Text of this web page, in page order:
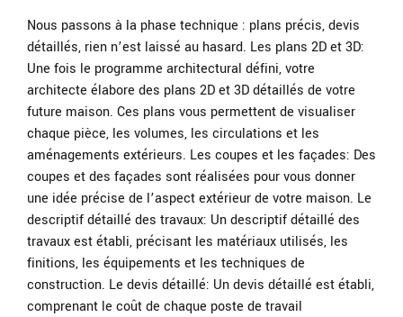
Nous passons à la phase technique : plans précis, devis
détaillés, rien n’est laissé au hasard. Les plans 2D et 3D:
Une fois le programme architectural défini, votre
architecte élabore des plans 2D et 3D détaillés de votre
future maison. Ces plans vous permettent de visualiser
chaque pièce, les volumes, les circulations et les
aménagements extérieurs. Les coupes et les façades: Des
coupes et des façades sont réalisées pour vous donner
une idée précise de l’aspect extérieur de votre maison. Le
descriptif détaillé des travaux: Un descriptif détaillé des
travaux est établi, précisant les matériaux utilisés, les
finitions, les équipements et les techniques de
construction. Le devis détaillé: Un devis détaillé est établi,
comprenant le coût de chaque poste de travail